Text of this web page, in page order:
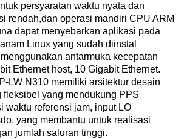
persyaratan waktu nyata dan
rendah,dan operasi mandiri CPU ARM
dapat menyebarkan aplikasi pada
Linux yang sudah diinstal
antarmuka kecepatan
Ethernet host, 10 Gigabit Ethernet.
LW N310 memiliki arsitektur desain
fleksibel yang mendukung PPS
waktu referensi jam, input LO
yang membantu untuk realisasi
jumlah saluran tinggi.